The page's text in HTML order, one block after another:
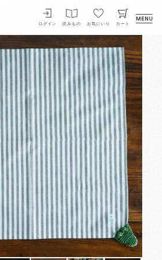
ログイン 読みもの お気にいり カート